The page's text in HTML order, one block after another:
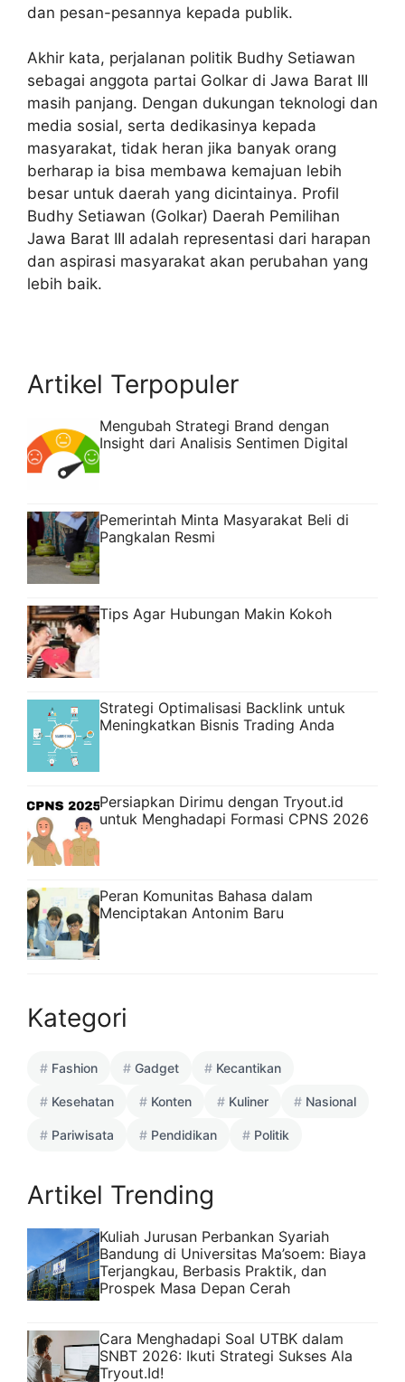
dan pesan-pesannya kepada publik.
Akhir kata, perjalanan politik Budhy Setiawan
sebagai anggota partai Golkar di Jawa Barat III
masih panjang. Dengan dukungan teknologi dan
media sosial, serta dedikasinya kepada
masyarakat, tidak heran jika banyak orang
berharap ia bisa membawa kemajuan lebih
besar untuk daerah yang dicintainya. Profil
Budhy Setiawan (Golkar) Daerah Pemilihan
Jawa Barat III adalah representasi dari harapan
dan aspirasi masyarakat akan perubahan yang
lebih baik.
Artikel Terpopuler
Mengubah Strategi Brand dengan
Insight dari Analisis Sentimen Digital
Pemerintah Minta Masyarakat Beli di
Pangkalan Resmi
Tips Agar Hubungan Makin Kokoh
Strategi Optimalisasi Backlink untuk
Meningkatkan Bisnis Trading Anda
Persiapkan Dirimu dengan Tryout.id
untuk Menghadapi Formasi CPNS 2026
Peran Komunitas Bahasa dalam
Menciptakan Antonim Baru
Kategori
Fashion Gadget Kecantikan
Kesehatan Konten Kuliner Nasional
Pariwisata Pendidikan Politik
Artikel Trending
Kuliah Jurusan Perbankan Syariah
Bandung di Universitas Ma’soem: Biaya
Terjangkau, Berbasis Praktik, dan
Prospek Masa Depan Cerah
Cara Menghadapi Soal UTBK dalam
SNBT 2026: Ikuti Strategi Sukses Ala
Tryout.Id!